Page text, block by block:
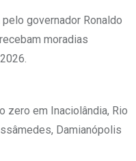
governador Ronaldo
moradias
zero em Inaciolândia, Rio
Damianópolis